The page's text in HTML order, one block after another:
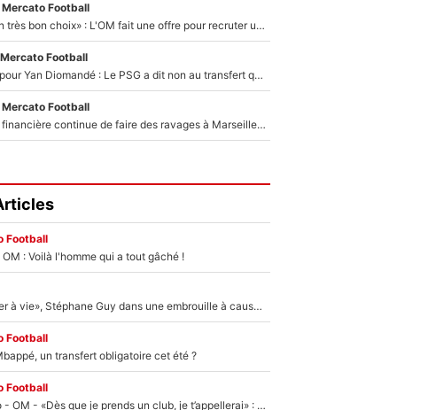
Mercato Football
«C’est un très bon choix» : L'OM fait une offre pour recruter un ancien joueur du PSG... et c'est validé dans l'After Foot !
Mercato Football
140M€ pour Yan Diomandé : Le PSG a dit non au transfert qui bat tous les records sur le mercato
Mercato Football
La crise financière continue de faire des ravages à Marseille : L’OM a placé 12 joueurs sur le marché des transferts… et ça pourrait lui rapporter près de 100M€ !
Football
: Voilà l'homme qui a tout gâché !
«Détester à vie», Stéphane Guy dans une embrouille à cause du PSG !
Football
un transfert obligatoire cet été ?
Football
Mercato - OM - «Dès que je prends un club, je t’appellerai» : La promesse de Marcelino au moment de claquer la porte